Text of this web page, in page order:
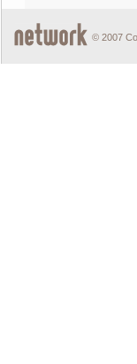
© 2007